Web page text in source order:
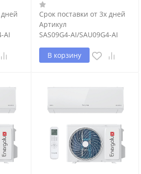
AI
Срок поставки от 3х дней
Артикул
SAS09G4-AI/SAU09G4-AI
В корзину